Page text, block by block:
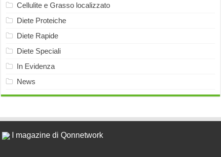
Cellulite e Grasso localizzato
Diete Proteiche
Diete Rapide
Diete Speciali
In Evidenza
News
I magazine di Qonnetwork